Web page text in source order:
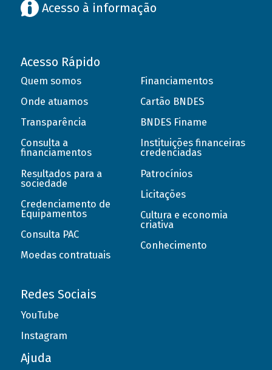
Acesso à informação
Acesso Rápido
Quem somos
Onde atuamos
Transparência
Consulta a
financiamentos
Resultados para a
sociedade
Credenciamento de
Equipamentos
Consulta PAC
Moedas contratuais
Financiamentos
Cartão BNDES
BNDES Finame
Instituições financeiras
credenciadas
Patrocínios
Licitações
Cultura e economia
criativa
Conhecimento
Redes Sociais
YouTube
Instagram
Ajuda